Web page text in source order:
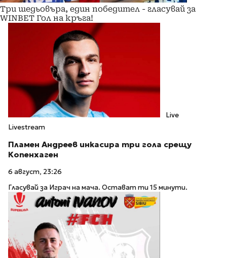
Три шедьовъра, един победител - гласувай за
WINBET Гол на кръга!
Live
Livestream
Пламен Андреев инкасира три гола срещу
Копенхаген
6 август, 23:26
Гласувай за Играч на мача. Остават ти 15 минути.